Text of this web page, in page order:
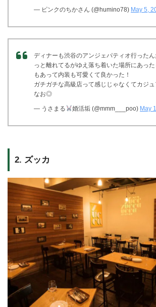
— ピンクのちかさん (@humino78) May 5,
ディナーも渋谷のアンジェパティオ行った
っと離れてるがゆえ落ち着いた場所にあっ
もあって内装も可愛くて良かった！
ガチガチな高級店って感じじゃなくてカジ
なお◎
— うさまる 婚活垢 (@mmm___poo) May
2. ズッカ